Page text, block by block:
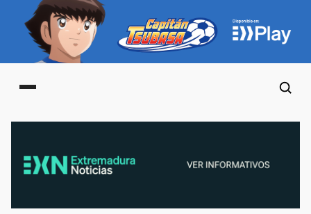
Main menu